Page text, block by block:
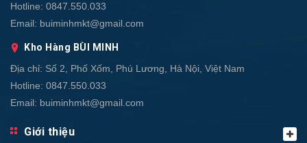
Hotline: 0847.550.033
Email: buiminhmkt@gmail.com
Kho Hàng BÙI MINH
Địa chỉ: Số 2, Phố Xốm, Phú Lương, Hà Nội, Việt Nam
Hotline: 0847.550.033
Email: buiminhmkt@gmail.com
Giới thiệu